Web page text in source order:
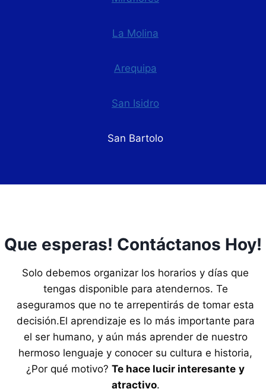
La Molina
Arequipa
San Isidro
San Bartolo
Que esperas! Contáctanos Hoy!
Solo debemos organizar los horarios y días que
tengas disponible para atendernos. Te
aseguramos que no te arrepentirás de tomar esta
decisión.El aprendizaje es lo más importante para
el ser humano, y aún más aprender de nuestro
hermoso lenguaje y conocer su cultura e historia,
¿Por qué motivo? Te hace lucir interesante y
atractivo.